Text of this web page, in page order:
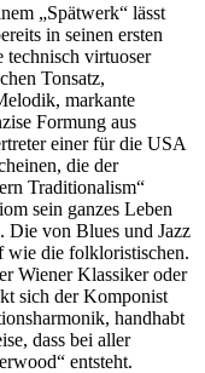
„Spätwerk“ lässt
in seinen ersten
technisch virtuoser
Tonsatz,
markante
Formung aus
einer für die USA
die der
Traditionalism“
sein ganzes Leben
Die von Blues und Jazz
wie die folkloristischen.
Wiener Klassiker oder
sich der Komponist
handhabt
dass bei aller
entsteht.